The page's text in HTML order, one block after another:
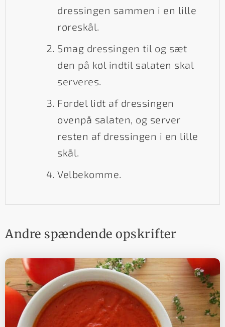
dressingen sammen i en lille
røreskål.
Smag dressingen til og sæt
den på køl indtil salaten skal
serveres.
Fordel lidt af dressingen
ovenpå salaten, og server
resten af dressingen i en lille
skål.
Velbekomme.
Andre spændende opskrifter